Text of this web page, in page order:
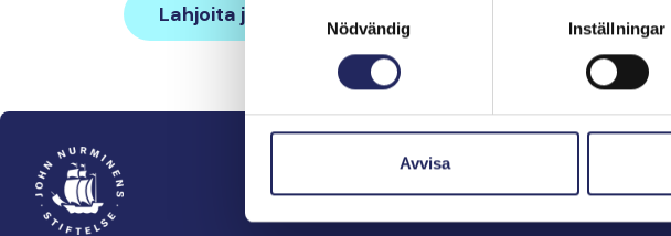
Nödvändig
Inställningar
Avvisa
Lahjoita ja liity tähän tiimiin